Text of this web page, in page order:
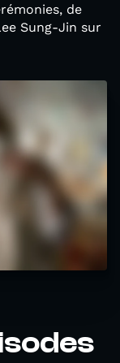
de
Sung-Jin sur